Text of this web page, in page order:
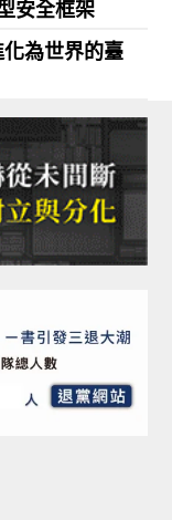
安全框架
為世界的臺